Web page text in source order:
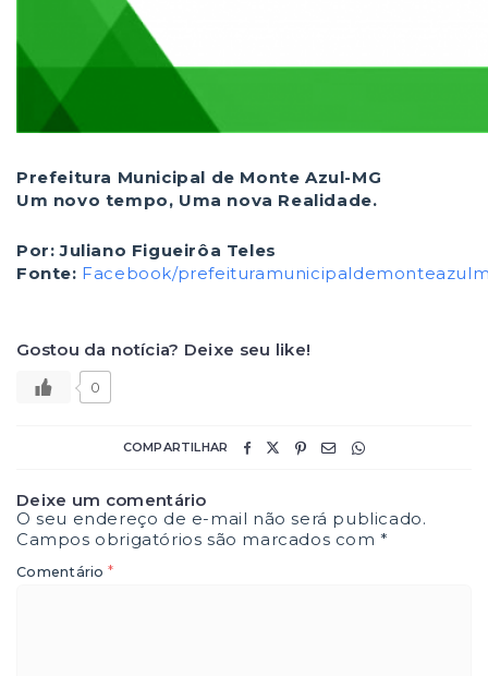
Prefeitura Municipal de Monte Azul-MG
Um novo tempo, Uma nova Realidade.
Por: Juliano Figueirôa Teles
Fonte: Facebook/
Gostou da notícia? Deixe seu like!
0
COMPARTILHAR
Deixe um comentário
O seu endereço de e-mail não será publicado.
Campos obrigatórios são marcados com*
Comentário *